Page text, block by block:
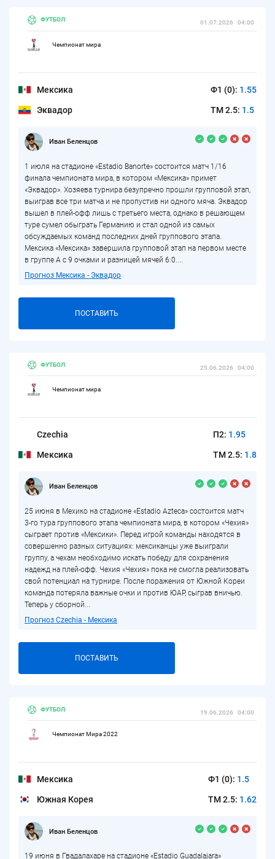
ФУТБОЛ
Чемпионат мира
01.07.2026 04:00
Мексика Ф1 (0): 1.55
Эквадор ТМ 2.5: 1.5
Иван Беленцов
1 июля на стадионе «Estadio Banorte» состоится матч 1/16
финала чемпионата мира, в котором «Мексика» примет
«Эквадор». Хозяева турнира безупречно прошли групповой этап,
выиграв все три матча и не пропустив ни одного мяча. Эквадор
вышел в плей-офф лишь с третьего места, однако в решающем
туре сумел обыграть Германию и стал одной из самых
обсуждаемых команд последних дней группового этапа.
Мексика «Мексика» завершила групповой этап на первом месте
в группе A с 9 очками и разницей мячей 6:0....
Прогноз Мексика - Эквадор
ПОСТАВИТЬ
ФУТБОЛ
Чемпионат мира
25.06.2026 04:00
Czechia П2: 1.95
Мексика ТМ 2.5: 1.8
Иван Беленцов
25 июня в Мехико на стадионе «Estadio Azteca» состоится матч
3-го тура группового этапа чемпионата мира, в котором «Чехия»
сыграет против «Мексики». Перед игрой команды находятся в
совершенно разных ситуациях: мексиканцы уже выиграли
группу, а чехам необходимо искать победу для сохранения
надежд на плей-офф. Чехия «Чехия» пока не смогла реализовать
свой потенциал на турнире. После поражения от Южной Кореи
команда потеряла важные очки и против ЮАР, сыграв вничью.
Теперь у сборной...
Прогноз Czechia - Мексика
ПОСТАВИТЬ
ФУТБОЛ
Чемпионат Мира 2022
19.06.2026 04:00
Мексика Ф1 (0): 1.5
Южная Корея ТМ 2.5: 1.62
Иван Беленцов
19 июня в Гвадалахаре на стадионе «Estadio Guadalajara»